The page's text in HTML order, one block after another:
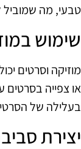
טבעי, מה שמוביל
שימוש
מוזיקה וסרטים
או צפייה
בעלילה של
יצירת